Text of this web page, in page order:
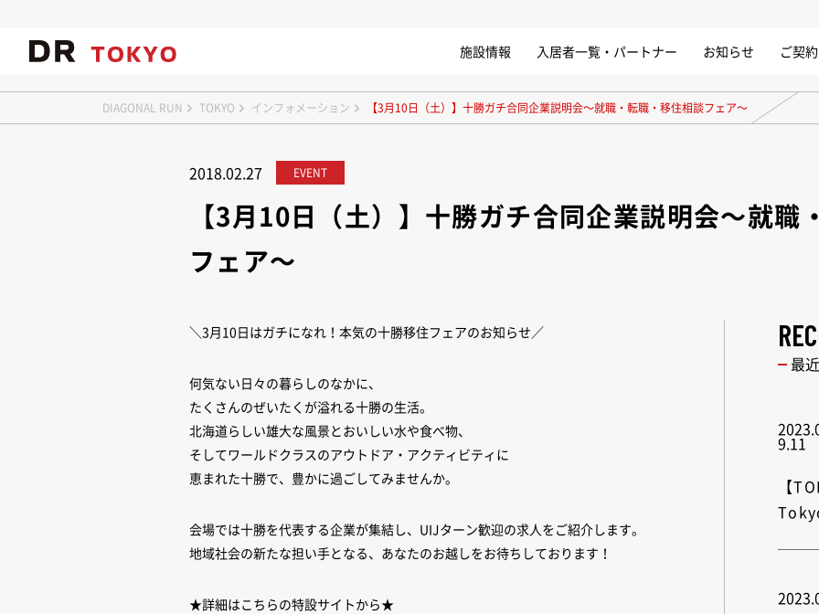
施設情報 入居者一覧・パートナー お知らせ ご契
DIAGONAL RUN TOKYO インフォメーション 【3月10日（土）】十勝ガチ合同企業説明会～就職・転職・移住相談フェア～
2018.02.27 EVENT
【3月10日（土）】十勝ガチ合同企業説明会～就職
フェア～
＼3月10日はガチになれ！本気の十勝移住フェアのお知らせ／
何気ない日々の暮らしのなかに、
たくさんのぜいたくが溢れる十勝の生活。
北海道らしい雄大な風景とおいしい水や食べ物、
そしてワールドクラスのアウトドア・アクティビティに
恵まれた十勝で、豊かに過ごしてみませんか。
会場では十勝を代表する企業が集結し、UIJターン歓迎の求人をご紹介します。
地域社会の新たな担い手となる、あなたのお越しをお待ちしております！
★詳細はこちらの特設サイトから★
最
9.11
【